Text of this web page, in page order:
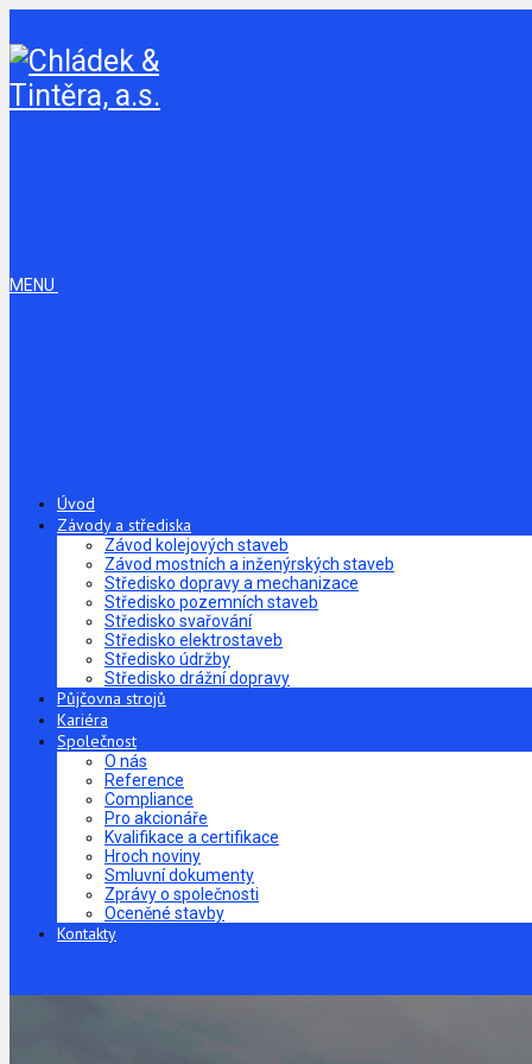
MENU
Úvod
Závody a střediska
Závod kolejových staveb
Závod mostních a inženýrských staveb
Středisko dopravy a mechanizace
Středisko pozemních staveb
Středisko svařování
Středisko elektrostaveb
Středisko údržby
Středisko drážní dopravy
Půjčovna strojů
Kariéra
Společnost
O nás
Reference
Compliance
Pro akcionáře
Kvalifikace a certifikace
Hroch noviny
Smluvní dokumenty
Zprávy o společnosti
Oceněné stavby
Kontakty